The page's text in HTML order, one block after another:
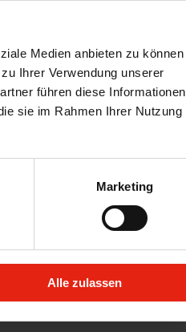
Medien anbieten zu können
Ihrer Verwendung unserer
führen diese Informationen
sie im Rahmen Ihrer Nutzung
Marketing
Alle zulassen
Stärkung des